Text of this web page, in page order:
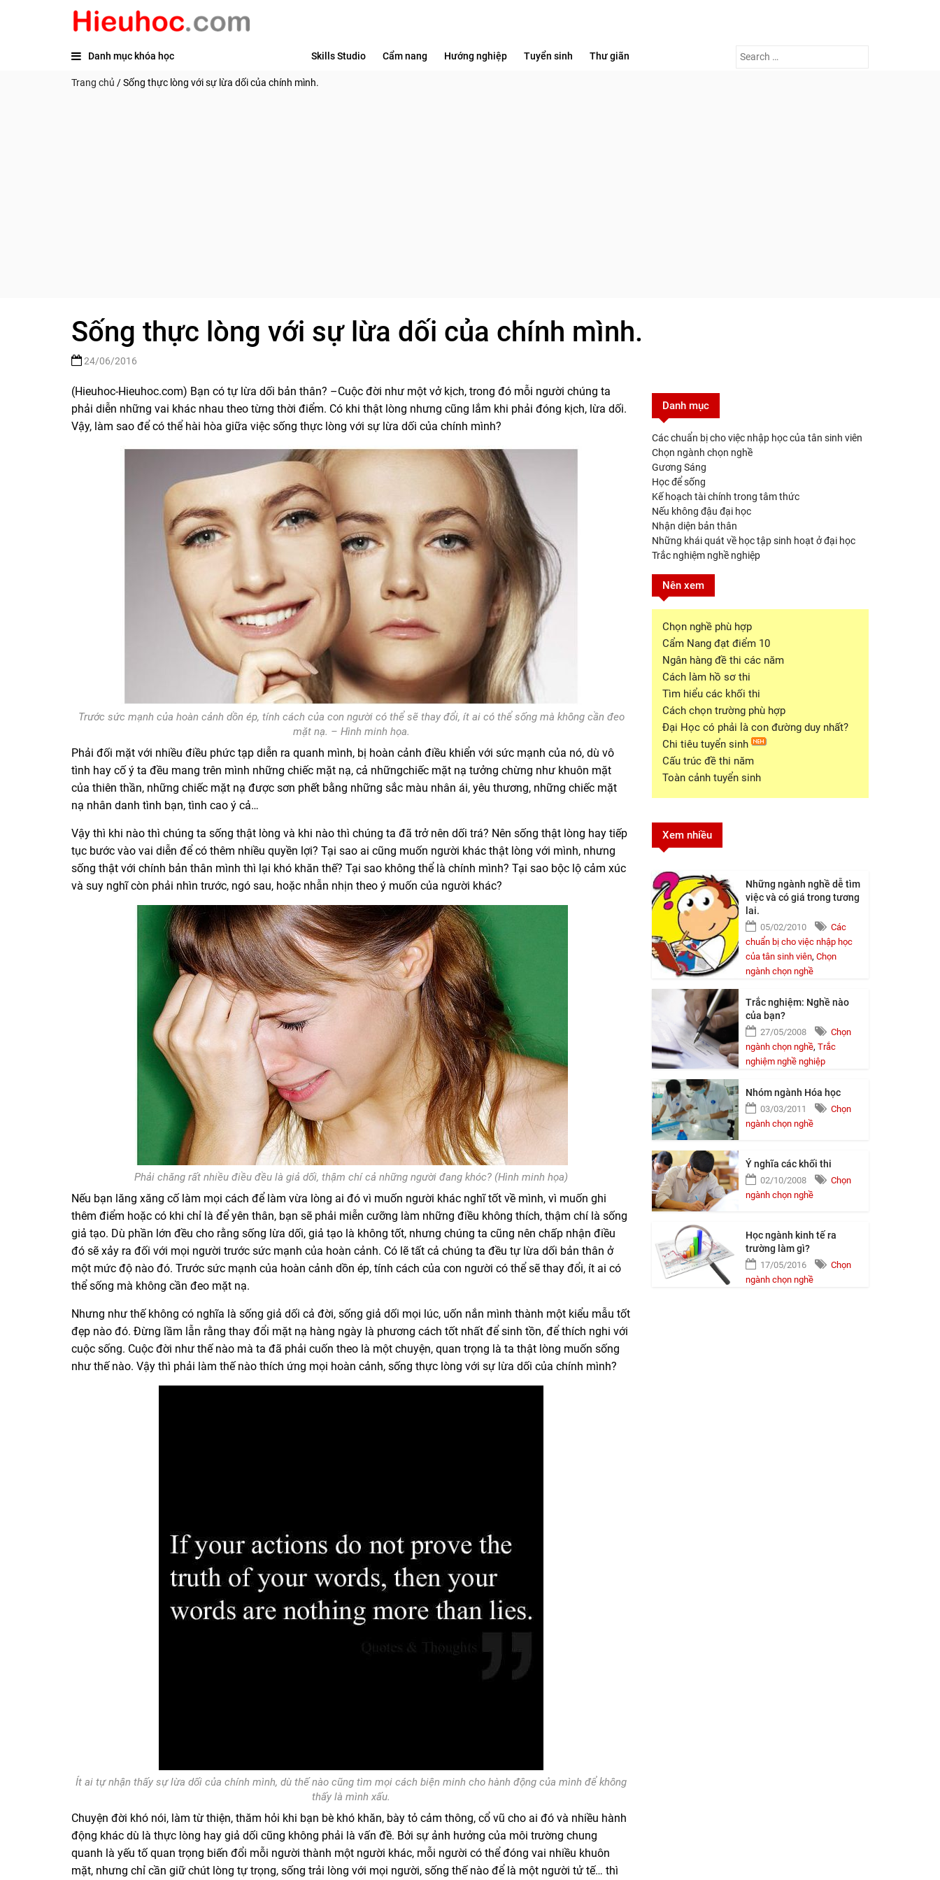
Search
Danh mục khóa học Skills Studio Cẩm nang Hướng nghiệp Tuyển sinh Thư giãn
Trang chủ /Sống thực lòng với sự lừa dối của chính mình.
Sống thực lòng với sự lừa dối của chính mình.
24/06/2016
(Hieuhoc-Hieuhoc.com) Bạn có tự lừa dối bản thân? –Cuộc đời như một vở kịch, trong đó mỗi người chúng ta
phải diễn những vai khác nhau theo từng thời điểm. Có khi thật lòng nhưng cũng lắm khi phải đóng kịch, lừa dối.
Vậy, làm sao để có thể hài hòa giữa việc sống thực lòng với sự lừa dối của chính mình?
Trước sức mạnh của hoàn cảnh dồn ép, tính cách của con người có thể sẽ thay đổi, ít ai có thể sống mà không cần đeo
mặt nạ. – Hình minh họa.
Phải đối mặt với nhiều điều phức tạp diễn ra quanh mình, bị hoàn cảnh điều khiển với sức mạnh của nó, dù vô
tình hay cố ý ta đều mang trên mình những chiếc mặt nạ, cả nhữngchiếc mặt nạ tưởng chừng như khuôn mặt
của thiên thần, những chiếc mặt nạ được sơn phết bằng những sắc màu nhân ái, yêu thương, những chiếc mặt
nạ nhân danh tình bạn, tình cao ý cả…
Vậy thì khi nào thì chúng ta sống thật lòng và khi nào thì chúng ta đã trở nên dối trá? Nên sống thật lòng hay tiếp
tục bước vào vai diễn để có thêm nhiều quyền lợi? Tại sao ai cũng muốn người khác thật lòng với mình, nhưng
sống thật với chính bản thân mình thì lại khó khăn thế? Tại sao không thể là chính mình? Tại sao bộc lộ cảm xúc
và suy nghĩ còn phải nhìn trước, ngó sau, hoặc nhẫn nhịn theo ý muốn của người khác?
Phải chăng rất nhiều điều đều là giả dối, thậm chí cả những người đang khóc? (Hình minh họa)
Nếu bạn lăng xăng cố làm mọi cách để làm vừa lòng ai đó vì muốn người khác nghĩ tốt về mình, vì muốn ghi
thêm điểm hoặc có khi chỉ là để yên thân, bạn sẽ phải miễn cưỡng làm những điều không thích, thậm chí là sống
giả tạo. Dù phần lớn đều cho rằng sống lừa dối, giả tạo là không tốt, nhưng chúng ta cũng nên chấp nhận điều
đó sẽ xảy ra đối với mọi người trước sức mạnh của hoàn cảnh. Có lẽ tất cả chúng ta đều tự lừa dối bản thân ở
một mức độ nào đó. Trước sức mạnh của hoàn cảnh dồn ép, tính cách của con người có thể sẽ thay đổi, ít ai có
thể sống mà không cần đeo mặt nạ.
Nhưng như thế không có nghĩa là sống giả dối cả đời, sống giả dối mọi lúc, uốn nắn mình thành một kiểu mẫu tốt
đẹp nào đó. Đừng lầm lẫn rằng thay đổi mặt nạ hàng ngày là phương cách tốt nhất để sinh tồn, để thích nghi với
cuộc sống. Cuộc đời như thế nào mà ta đã phải cuốn theo là một chuyện, quan trọng là ta thật lòng muốn sống
như thế nào. Vậy thì phải làm thế nào thích ứng mọi hoàn cảnh, sống thực lòng với sự lừa dối của chính mình?
Ít ai tự nhận thấy sự lừa dối của chính mình, dù thế nào cũng tìm mọi cách biện minh cho hành động của mình để không
thấy là mình xấu.
Chuyện đời khó nói, làm từ thiện, thăm hỏi khi bạn bè khó khăn, bày tỏ cảm thông, cổ vũ cho ai đó và nhiều hành
động khác dù là thực lòng hay giả dối cũng không phải là vấn đề. Bởi sự ảnh hưởng của môi trường chung
quanh là yếu tố quan trọng biến đổi mỗi người thành một người khác, mỗi người có thể đóng vai nhiều khuôn
mặt, nhưng chỉ cần giữ chút lòng tự trọng, sống trải lòng với mọi người, sống thế nào để là một người tử tế… thì
Danh mục
Các chuẩn bị cho việc nhập học của tân sinh viên
Chọn ngành chọn nghề
Gương Sáng
Học để sống
Kế hoạch tài chính trong tâm thức
Nếu không đậu đại học
Nhận diện bản thân
Những khái quát về học tập sinh hoạt ở đại học
Trắc nghiệm nghề nghiệp
Nên xem
Chọn nghề phù hợp
Cẩm Nang đạt điểm 10
Ngân hàng đề thi các năm
Cách làm hồ sơ thi
Tìm hiểu các khối thi
Cách chọn trường phù hợp
Đại Học có phải là con đường duy nhất?
Chi tiêu tuyển sinh
Cấu trúc đề thi năm
Toàn cảnh tuyển sinh
Xem nhiều
Những ngành nghề dễ tìm
việc và có giá trong tương
lai.
05/02/2010
Các
chuẩn bị cho việc nhập học
của tân sinh viên, Chọn
ngành chọn nghề
Trắc nghiệm: Nghề nào
của bạn?
27/05/2008
Chọn
ngành chọn nghề, Trắc
nghiệm nghề nghiệp
Nhóm ngành Hóa học
03/03/2011
Chọn
ngành chọn nghề
Ý nghĩa các khối thi
02/10/2008
Chọn
ngành chọn nghề
Học ngành kinh tế ra
trường làm gì?
17/05/2016
Chọn
ngành chọn nghề